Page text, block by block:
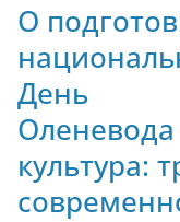
О
День
культура: